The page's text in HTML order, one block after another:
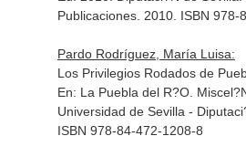
Publicaciones. 2010. ISBN 978-
Pardo Rodríguez, María Luisa:
Los Privilegios Rodados de
En: La Puebla del R?O.
Universidad de Sevilla -
ISBN 978-84-472-1208-8